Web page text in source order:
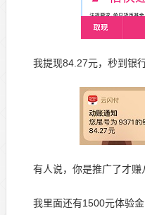
我提现84.27元，秒到银行
有人说，你是推广了才赚
我里面还有1500元体验